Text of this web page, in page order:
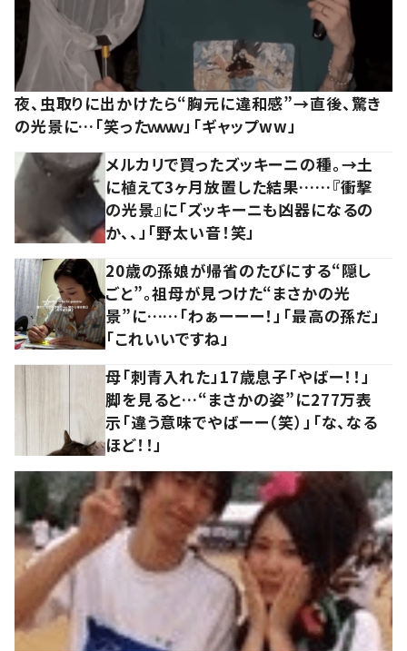
夜、虫取りに出かけたら“胸元に違和感”→直後、驚き
の光景に…「笑ったｗｗｗ」「ギャップww」
メルカリで買ったズッキーニの種。→土
に植えて3ヶ月放置した結果……『衝撃
の光景』に「ズッキーニも凶器になるの
か、、」「野太い音！笑」
20歳の孫娘が帰省のたびにする“隠し
ごと”。祖母が見つけた“まさかの光
景”に……「わぁーーー！」「最高の孫だ」
「これいいですね」
母「刺青入れた」17歳息子「やばー！！」
脚を見ると…“まさかの姿”に277万表
示「違う意味でやばーー（笑）」「な、なる
ほど！！」